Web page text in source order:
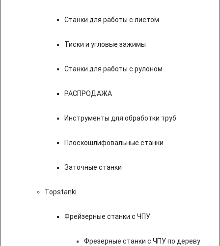
Станки для работы с листом
Тиски и угловые зажимы
Станки для работы с рулоном
РАСПРОДАЖА
Инструменты для обработки труб
Плоскошлифовальные станки
Заточные станки
Topstanki
Фрейзерные станки с ЧПУ
Фрезерные станки с ЧПУ по дереву